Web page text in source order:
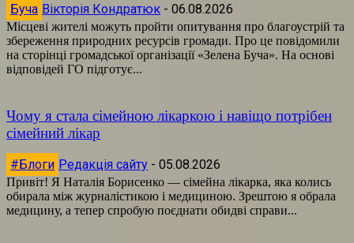
Буча Вікторія Кондратюк - 06.08.2026
Місцеві жителі можуть пройти опитування про благоустрій та
збереження природних ресурсів громади. Про це повідомили
на сторінці громадської організації «Зелена Буча». На основі
відповідей ГО підготує...
Чому я стала сімейною лікаркою і навіщо потрібен
сімейний лікар
#Блоги Редакція сайту - 05.08.2026
Привіт! Я Наталія Борисенко — сімейна лікарка, яка колись
обирала між журналістикою і медициною. Зрештою я обрала
медицину, а тепер спробую поєднати обидві справи...